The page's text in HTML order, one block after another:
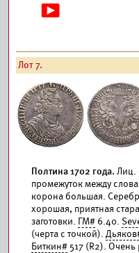
Лот 7.
Полтина 1702 года. Лиц.
промежуток между
корона большая.
хорошая, приятная
заготовки. ГМ# 6.40.
(черта с точкой).
Биткин# 517 (R2). Очень